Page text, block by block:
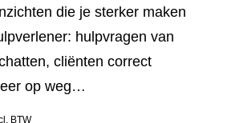
die je sterker maken
hulpvragen van
cliënten correct
op weg…
BTW